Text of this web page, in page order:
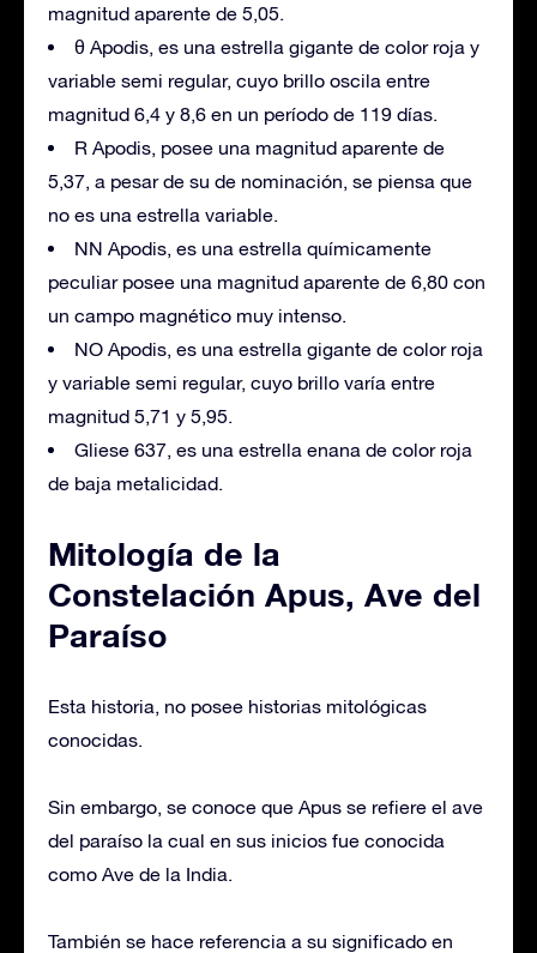
magnitud aparente de 5,05.
θ Apodis, es una estrella gigante de color roja y
variable semi regular, cuyo brillo oscila entre
magnitud 6,4 y 8,6 en un período de 119 días.
R Apodis, posee una magnitud aparente de
5,37, a pesar de su de nominación, se piensa que
no es una estrella variable.
NN Apodis, es una estrella químicamente
peculiar posee una magnitud aparente de 6,80 con
un campo magnético muy intenso.
NO Apodis, es una estrella gigante de color roja
y variable semi regular, cuyo brillo varía entre
magnitud 5,71 y 5,95.
Gliese 637, es una estrella enana de color roja
de baja metalicidad.
Mitología de la
Constelación Apus, Ave del
Paraíso
Esta historia, no posee historias mitológicas
conocidas.
Sin embargo, se conoce que Apus se refiere el ave
del paraíso la cual en sus inicios fue conocida
como Ave de la India.
También se hace referencia a su significado en